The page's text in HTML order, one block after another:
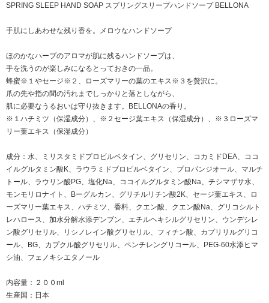
SPRING SLEEP HAND SOAP スプリングスリープハンドソープ BELLONA
手肌にしあわせな残り香を。メロウなハンドソープ
ほのかなハーブのアロマが肌に残るハンドソープは、
手を洗うのが楽しみになるとっておきの一品。
蜂蜜※１やセージ※２、ローズマリーの葉のエキス※３を贅沢に。
爪の先や指の間の汚れまでしっかりと落としながら、
肌に必要なうるおいは守り抜きます。BELLONAの香り。
※１ハチミツ（保湿成分）、※２セージ葉エキス（保湿成分）、※３ローズマ
リー葉エキス（保湿成分）
成分：水、ミリスタミドプロビルベタイン、グリセリン、コカミドDEA、ココ
イルグルタミン酸K、ラウラミドブロピルベタイン、プロパンジオール、マルチ
トール、ラウリン酸PG、塩化Na、ココイルグルタミン酸Na、チシマザサ水、
モンモリロナイト、Bーグルカン、グリチルリチン酸2K、セージ葉エキス、ロ
ーズマリー葉エキス、ハチミツ、香料、クエン酸、クエン酸Na、グリコシルト
レハロース、加水分解水添デンブン、エチルヘキシルグリセリン、ウンデシレ
ン酸グリセリル、リシノレイン酸グリセリル、フィチン酸、カプリリルグリコ
ール、BG、カプクル酸グリセリル、ペンチレングリコール、PEG-60水添ヒマ
シ油、フェノキシエタノール
内容量：２００ml
生産国：日本